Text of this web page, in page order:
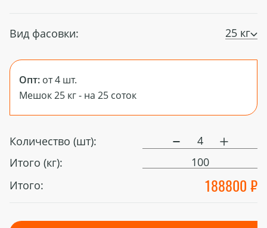
Вид фасовки: 25 кг
Опт: от 4 шт.
Мешок 25 кг - на 25 соток
Количество (шт):
Итого (кг):
100
Итого:
188800 ₽